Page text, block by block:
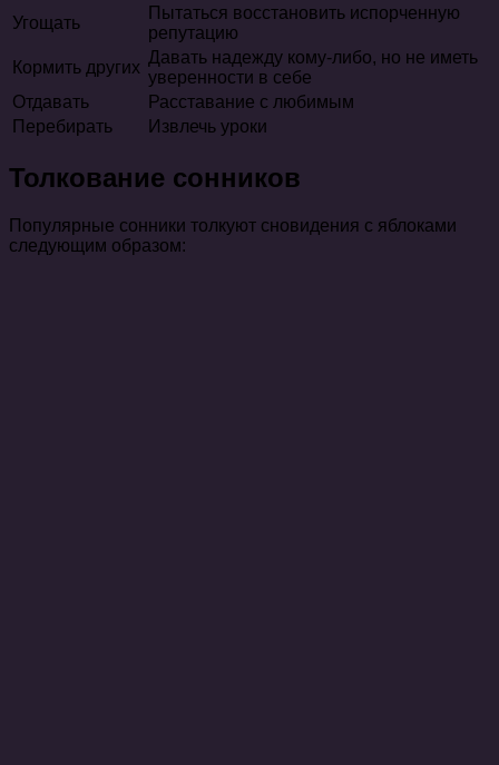
Угощать
Пытаться восстановить испорченную
репутацию
Кормить других
Давать надежду кому-либо, но не иметь
уверенности в себе
Отдавать
Расставание с любимым
Перебирать
Извлечь уроки
Толкование сонников
Популярные сонники толкуют сновидения с яблоками
следующим образом: